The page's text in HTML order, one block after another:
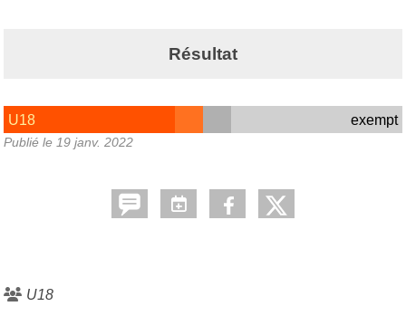
Résultat
U18 exempt
Publié le 19 janv. 2022
U18